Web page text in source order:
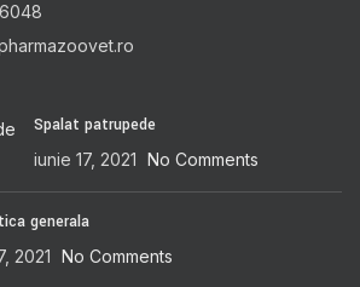
Spalat patrupede
iunie 17, 2021 No Comments
generala
2021 No Comments